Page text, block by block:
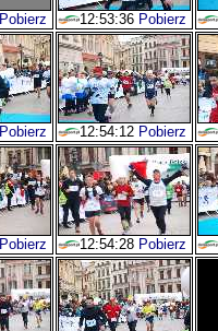
Pobierz 12:53:36 Pobierz
Pobierz 12:54:12 Pobierz
Pobierz 12:54:28 Pobierz